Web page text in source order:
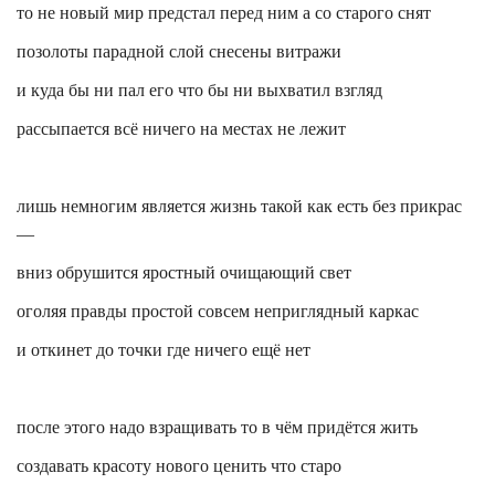
то не новый мир предстал перед ним а со старого снят
позолоты парадной слой снесены витражи
и куда бы ни пал его что бы ни выхватил взгляд
рассыпается всё ничего на местах не лежит
лишь немногим является жизнь такой как есть без прикрас
—
вниз обрушится яростный очищающий свет
оголяя правды простой совсем неприглядный каркас
и откинет до точки где ничего ещё нет
после этого надо взращивать то в чём придётся жить
создавать красоту нового ценить что старо